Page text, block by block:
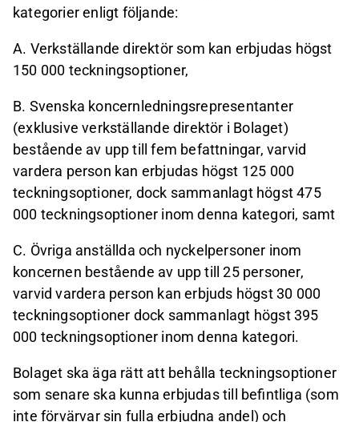
kategorier enligt följande:
A. Verkställande direktör som kan erbjudas högst
150 000 teckningsoptioner,
B. Svenska koncernledningsrepresentanter
(exklusive verkställande direktör i Bolaget)
bestående av upp till fem befattningar, varvid
vardera person kan erbjudas högst 125 000
teckningsoptioner, dock sammanlagt högst 475
000 teckningsoptioner inom denna kategori, samt
C. Övriga anställda och nyckelpersoner inom
koncernen bestående av upp till 25 personer,
varvid vardera person kan erbjuds högst 30 000
teckningsoptioner dock sammanlagt högst 395
000 teckningsoptioner inom denna kategori.
Bolaget ska äga rätt att behålla teckningsoptioner
som senare ska kunna erbjudas till befintliga (som
inte förvärvar sin fulla erbjudna andel) och